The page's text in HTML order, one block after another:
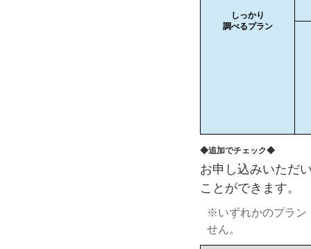
しっかり
調べるプラン
◆追加でチェック◆
お申し込みいただ
ことができます。
※いずれかのプラン
せん。